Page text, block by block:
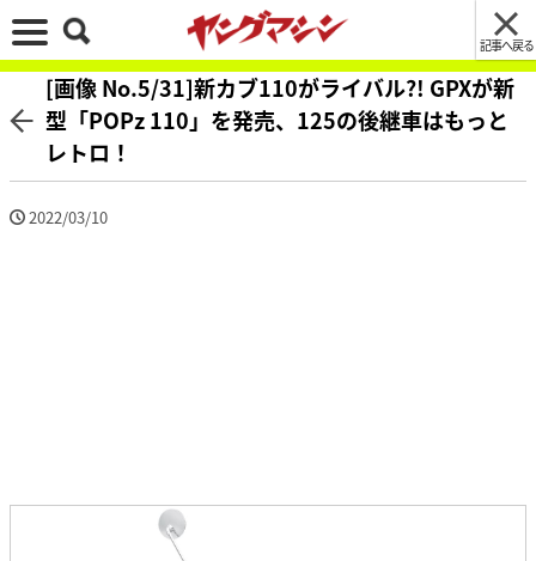
記事へ戻る
[画像 No.5/31]新カブ110がライバル?! GPXが新
型「POPz 110」を発売、125の後継車はもっと
レトロ！
2022/03/10